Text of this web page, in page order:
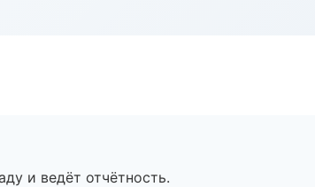
и ведёт отчётность.